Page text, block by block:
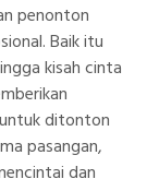
penonton
. Baik itu
kisah cinta
ditonton
pasangan,
dan